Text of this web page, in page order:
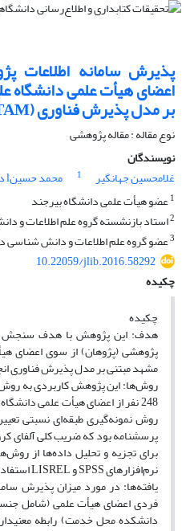
پذیرش سامانه اطلاعات
اعضای هیأت علمی
بر مدل پذیرش فناوری (TAM)
نوع مقاله : مقاله پژوهشی
نویسندگان
غلامحسین جهانگیر
1 محمد حسینl دیانی
1عضو هیأت علمی دانشگاه بیرجند
2استاد بازنشسته گروه علم اطلاعات
3عضو گروه علم اطلاعات و دانش
10.22059/jlib.2016.58292
چکیده
چکیده
هدف: این پژوهش با هدف سنجش
پژوهشی (پژوهان) از سوی اعضای
مشهد مبتنی بر مدل پذیرش فناوری
روش‌ها: این پژوهش کاربردی به
248 نفر از اعضای هیأت علمی
روش نمونه‌گیری طبقه‌ای نسبتی
برای تجزیه و تحلیل داده‌ها از
نرم‌افزارهای SPSS و LISREL استفاده شد.
یافته‌ها: در مورد میزان پذیرش
فردی اعضای هیأت علمی (شامل
دانشکده محل خدمت) رابطه